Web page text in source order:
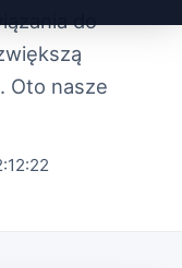
do
Oto nasze